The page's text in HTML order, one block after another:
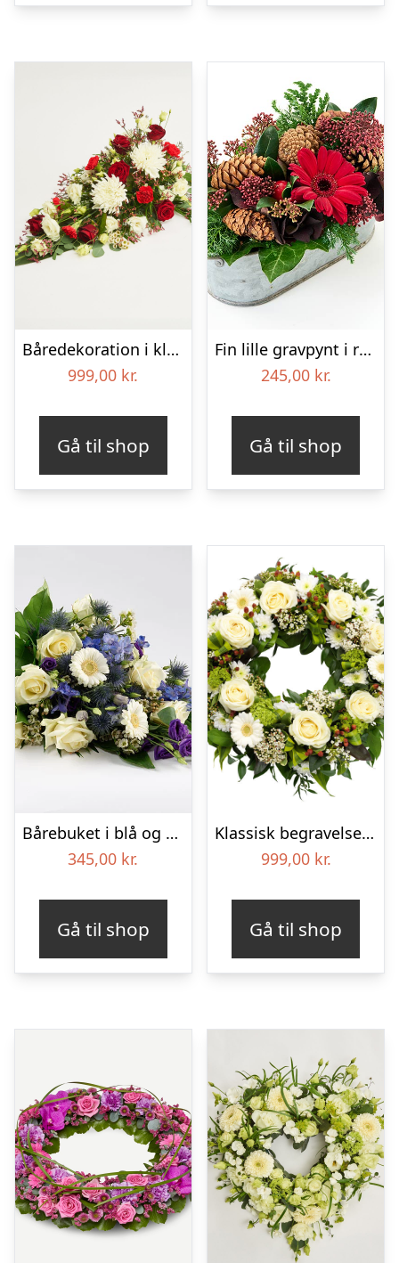
Båredekoration i klassisk stil – rød og hvid
999,00 kr.
Gå til shop
Fin lille gravpynt i rød, floristens valg – Blomster til begravelse
245,00 kr.
Gå til shop
Bårebuket i blå og hvide nuancer – Blomster til begravelse
345,00 kr.
Gå til shop
Klassisk begravelses­krans
999,00 kr.
Gå til shop